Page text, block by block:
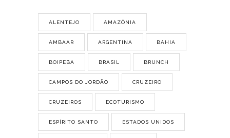
ALENTEJO AMAZÔNIA
AMBAAR ARGENTINA BAHIA
BOIPEBA BRASIL BRUNCH
CAMPOS DO JORDÃO CRUZEIRO
CRUZEIROS ECOTURISMO
ESPÍRITO SANTO ESTADOS UNIDOS